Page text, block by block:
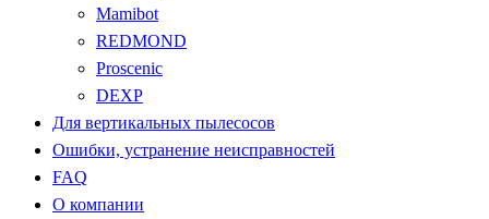
Mamibot
REDMOND
Proscenic
DEXP
Для вертикальных пылесосов
Ошибки, устранение неисправностей
FAQ
О компании